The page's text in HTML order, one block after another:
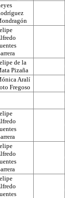
de la
Pizaña
Aralí
Fregoso